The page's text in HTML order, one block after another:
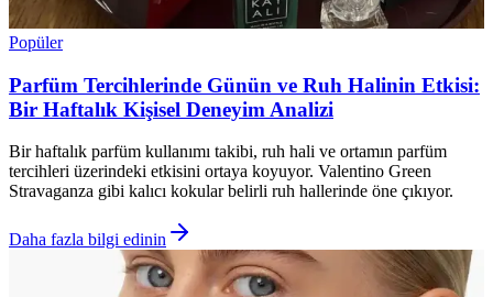
Popüler
Parfüm Tercihlerinde Günün ve Ruh Halinin Etkisi:
Bir Haftalık Kişisel Deneyim Analizi
Bir haftalık parfüm kullanımı takibi, ruh hali ve ortamın parfüm
tercihleri üzerindeki etkisini ortaya koyuyor. Valentino Green
Stravaganza gibi kalıcı kokular belirli ruh hallerinde öne çıkıyor.
Daha fazla bilgi edinin